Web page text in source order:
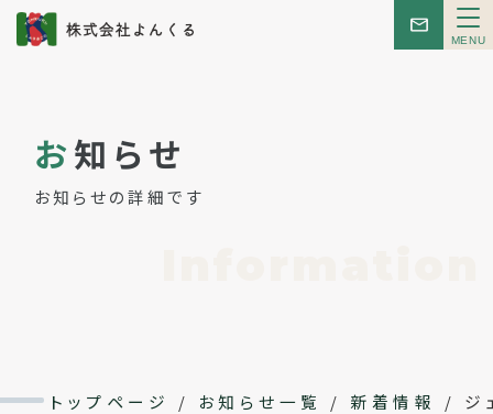
メ
ニ
お知らせ
お知らせの詳細です
トップページ / お知らせ一覧 / 新着情報 / ジ